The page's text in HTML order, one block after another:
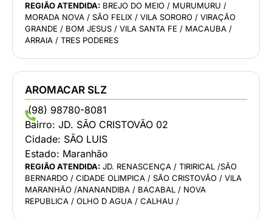
REGIÃO ATENDIDA: BREJO DO MEIO / MURUMURU /
MORADA NOVA / SÃO FELIX / VILA SORORO / VIRAÇÃO
GRANDE / BOM JESUS / VILA SANTA FE / MACAUBA /
ARRAIA / TRES PODERES
AROMACAR SLZ
(98) 98780-8081
Bairro: JD. SÃO CRISTOVÃO 02
Cidade: SÃO LUIS
Estado: Maranhão
REGIÃO ATENDIDA: JD. RENASCENÇA / TIRIRICAL /SÃO
BERNARDO / CIDADE OLIMPICA / SÃO CRISTOVÃO / VILA
MARANHÃO /ANANANDIBA / BACABAL / NOVA
REPUBLICA / OLHO D AGUA / CALHAU /